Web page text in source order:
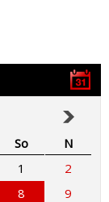
So
N
1
2
8
9